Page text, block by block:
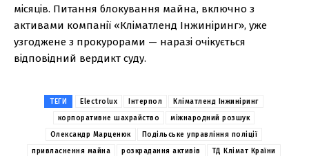
місяців. Питання блокування майна, включно з
активами компанії «Кліматленд Інжиніринг», уже
узгоджене з прокурорами — наразі очікується
відповідний вердикт суду.
ТЕГИ Electrolux Інтерпол
Кліматленд Інжиніринг
корпоративне шахрайство
міжнародний розшук
Олександр Марценюк
Подільське управління поліції
привласнення майна
розкрадання активів ТД Клімат Країни